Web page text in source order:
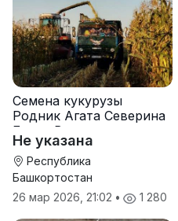
Семена кукурузы
Родник Агата Северина
Берта Вилора
Прохладненский Дарина
Росс Машук Катерина
Не указана
Республика
Башкортостан
26 мар 2026, 21:02 • 1 280